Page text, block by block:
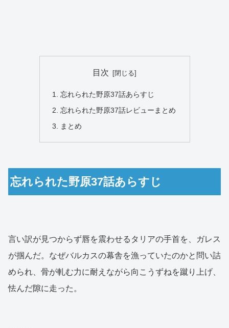
目次
忘れられた野原37話あらすじ
忘れられた野原37話レビューまとめ
まとめ
忘れられた野原37話あらすじ
言い訳が見つからず唇を震わせるタリアの手首を、ガレス
が掴んだ。なぜバルカスの幕舎を漁っていたのかと問い詰
められ、骨が軋む力に耐えながら向こうずねを蹴り上げ、
怯んだ隙に走った。